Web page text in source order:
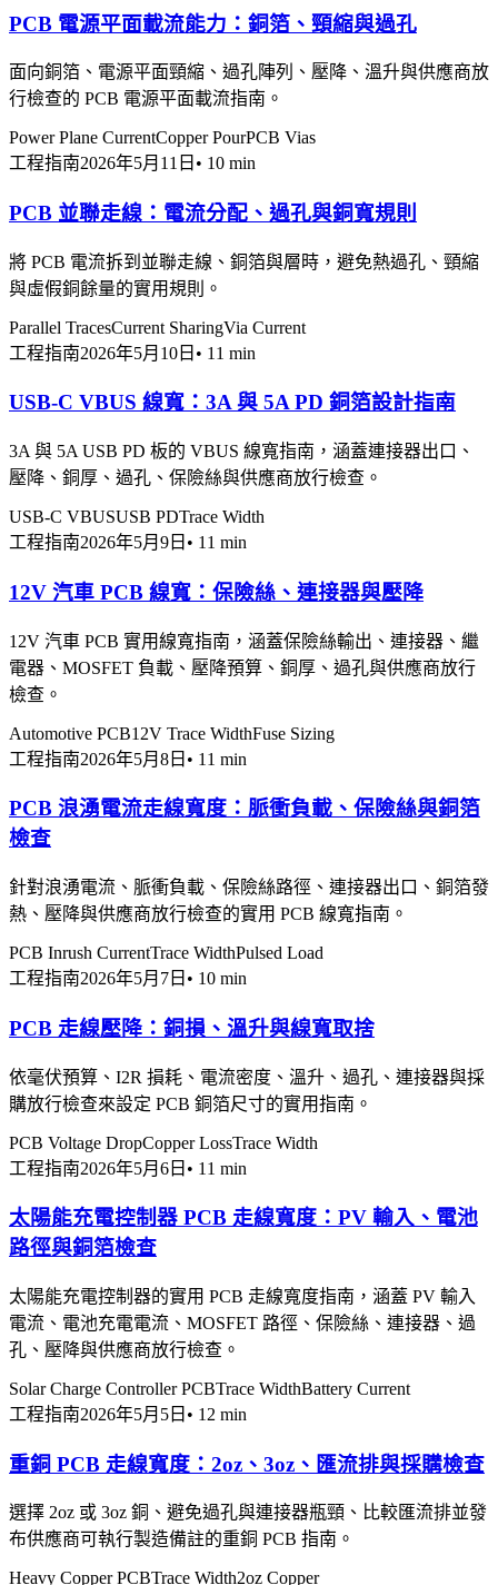
PCB 電源平面載流能力：銅箔、頸縮與過孔
面向銅箔、電源平面頸縮、過孔陣列、壓降、溫升與供應商放
行檢查的 PCB 電源平面載流指南。
Power Plane CurrentCopper PourPCB Vias
工程指南2026年5月11日 • 10 min
PCB 並聯走線：電流分配、過孔與銅寬規則
將 PCB 電流拆到並聯走線、銅箔與層時，避免熱過孔、頸縮
與虛假銅餘量的實用規則。
Parallel TracesCurrent SharingVia Current
工程指南2026年5月10日 • 11 min
USB-C VBUS 線寬：3A 與 5A PD 銅箔設計指南
3A 與 5A USB PD 板的 VBUS 線寬指南，涵蓋連接器出口、
壓降、銅厚、過孔、保險絲與供應商放行檢查。
USB-C VBUSUSB PDTrace Width
工程指南2026年5月9日 • 11 min
12V 汽車 PCB 線寬：保險絲、連接器與壓降
12V 汽車 PCB 實用線寬指南，涵蓋保險絲輸出、連接器、繼
電器、MOSFET 負載、壓降預算、銅厚、過孔與供應商放行
檢查。
Automotive PCB12V Trace WidthFuse Sizing
工程指南2026年5月8日 • 11 min
PCB 浪湧電流走線寬度：脈衝負載、保險絲與銅箔
檢查
針對浪湧電流、脈衝負載、保險絲路徑、連接器出口、銅箔發
熱、壓降與供應商放行檢查的實用 PCB 線寬指南。
PCB Inrush CurrentTrace WidthPulsed Load
工程指南2026年5月7日 • 10 min
PCB 走線壓降：銅損、溫升與線寬取捨
依毫伏預算、I2R 損耗、電流密度、溫升、過孔、連接器與採
購放行檢查來設定 PCB 銅箔尺寸的實用指南。
PCB Voltage DropCopper LossTrace Width
工程指南2026年5月6日 • 11 min
太陽能充電控制器 PCB 走線寬度：PV 輸入、電池
路徑與銅箔檢查
太陽能充電控制器的實用 PCB 走線寬度指南，涵蓋 PV 輸入
電流、電池充電電流、MOSFET 路徑、保險絲、連接器、過
孔、壓降與供應商放行檢查。
Solar Charge Controller PCBTrace WidthBattery Current
工程指南2026年5月5日 • 12 min
重銅 PCB 走線寬度：2oz、3oz、匯流排與採購檢查
選擇 2oz 或 3oz 銅、避免過孔與連接器瓶頸、比較匯流排並發
布供應商可執行製造備註的重銅 PCB 指南。
Heavy Copper PCBTrace Width2oz Copper